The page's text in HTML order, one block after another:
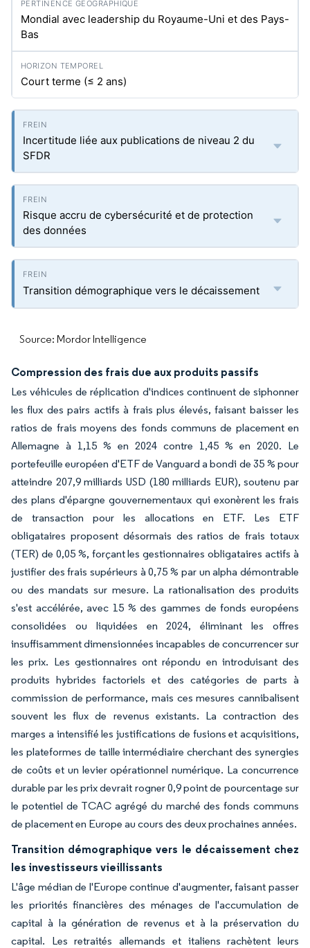
Mondial avec leadership du Royaume-Uni et des Pays-
Bas
Court terme (≤ 2 ans)
Incertitude liée aux publications de niveau 2 du
SFDR
Risque accru de cybersécurité et de protection
des données
Transition démographique vers le décaissement
Source: Mordor Intelligence
Compression des frais due aux produits passifs
Les véhicules de réplication d'indices continuent de siphonner
les flux des pairs actifs à frais plus élevés, faisant baisser les
ratios de frais moyens des fonds communs de placement en
Allemagne à 1,15 % en 2024 contre 1,45 % en 2020. Le
portefeuille européen d'ETF de Vanguard a bondi de 35 % pour
atteindre 207,9 milliards USD (180 milliards EUR), soutenu par
des plans d'épargne gouvernementaux qui exonèrent les frais
de transaction pour les allocations en ETF. Les ETF
obligataires proposent désormais des ratios de frais totaux
(TER) de 0,05 %, forçant les gestionnaires obligataires actifs à
justifier des frais supérieurs à 0,75 % par un alpha démontrable
ou des mandats sur mesure. La rationalisation des produits
s'est accélérée, avec 15 % des gammes de fonds européens
consolidées ou liquidées en 2024, éliminant les offres
insuffisamment dimensionnées incapables de concurrencer sur
les prix. Les gestionnaires ont répondu en introduisant des
produits hybrides factoriels et des catégories de parts à
commission de performance, mais ces mesures cannibalisent
souvent les flux de revenus existants. La contraction des
marges a intensifié les justifications de fusions et acquisitions,
les plateformes de taille intermédiaire cherchant des synergies
de coûts et un levier opérationnel numérique. La concurrence
durable par les prix devrait rogner 0,9 point de pourcentage sur
le potentiel de TCAC agrégé du marché des fonds communs
de placement en Europe au cours des deux prochaines années.
Transition démographique vers le décaissement chez
les investisseurs vieillissants
L'âge médian de l'Europe continue d'augmenter, faisant passer
les priorités financières des ménages de l'accumulation de
capital à la génération de revenus et à la préservation du
capital. Les retraités allemands et italiens rachètent leurs